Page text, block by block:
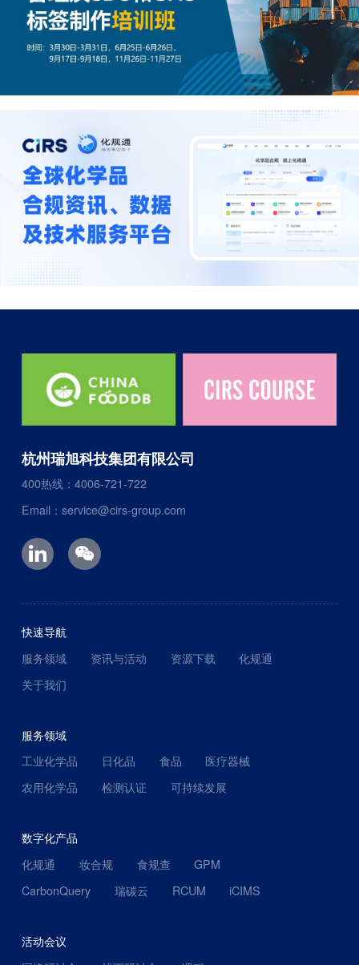
杭州瑞旭科技集团有限公司
400热线：4006-721-722
Email：service@cirs-group.com
快速导航
服务领域
资讯与活动 资源下载
化规通
关于我们
服务领域
工业化学品
日化品 食品
医疗器械
农用化学品
检测认证 可持续发展
数字化产品
化规通
妆合规 食规查
GPM
CarbonQuery
瑞碳云 RCUM iCIMS
活动会议